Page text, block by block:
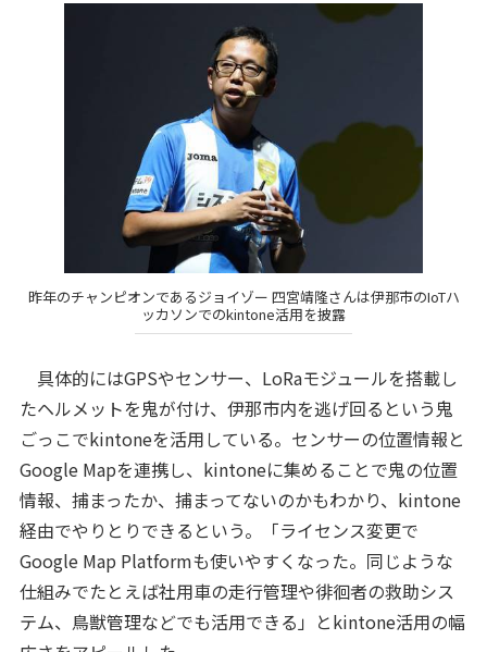
昨年のチャンピオンであるジョイゾー 四宮靖隆さんは伊那市のIoTハ
ッカソンでのkintone活用を披露
具体的にはGPSやセンサー、LoRaモジュールを搭載し
たヘルメットを鬼が付け、伊那市内を逃げ回るという鬼
ごっこでkintoneを活用している。センサーの位置情報と
Google Mapを連携し、kintoneに集めることで鬼の位置
情報、捕まったか、捕まってないのかもわかり、kintone
経由でやりとりできるという。「ライセンス変更で
Google Map Platformも使いやすくなった。同じような
仕組みでたとえば社用車の走行管理や徘徊者の救助シス
テム、鳥獣管理などでも活用できる」とkintone活用の幅